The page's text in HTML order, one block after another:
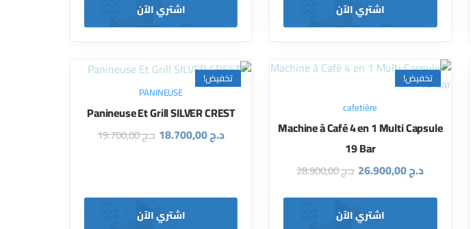
اشتري الآن اشتري الآن
تخفيض!
cafetière
Machine à Café 4 en 1 Multi Capsule
19 Bar
د.ج26.900,00 د.ج28.900,00
اشتري الآن
تخفيض!
PANINEUSE
Panineuse Et Grill SILVER CREST
د.ج18.700,00 د.ج19.700,00
اشتري الآن